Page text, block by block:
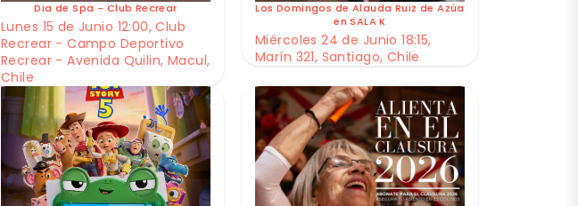
Dia de Spa - Club Recrear
Lunes 15 de Junio 12:00, Club
Recrear - Campo Deportivo
Recrear - Avenida Quilin, Macul,
Chile
Los Domingos de Alauda Ruiz de Azúa
en SALA K
Miércoles 24 de Junio 18:15,
Marín 321, Santiago, Chile